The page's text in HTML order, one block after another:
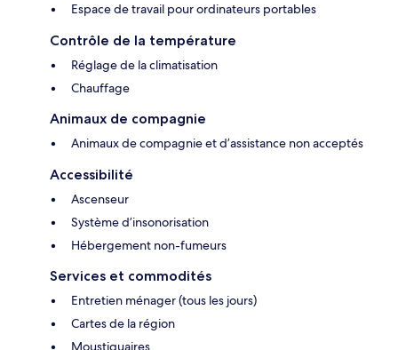
Espace de travail pour ordinateurs portables
Contrôle de la température
Réglage de la climatisation
Chauffage
Animaux de compagnie
Animaux de compagnie et d’assistance non acceptés
Accessibilité
Ascenseur
Système d’insonorisation
Hébergement non-fumeurs
Services et commodités
Entretien ménager (tous les jours)
Cartes de la région
Moustiquaires